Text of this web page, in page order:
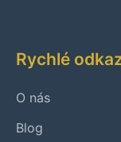
Rychlé
O nás
Blog